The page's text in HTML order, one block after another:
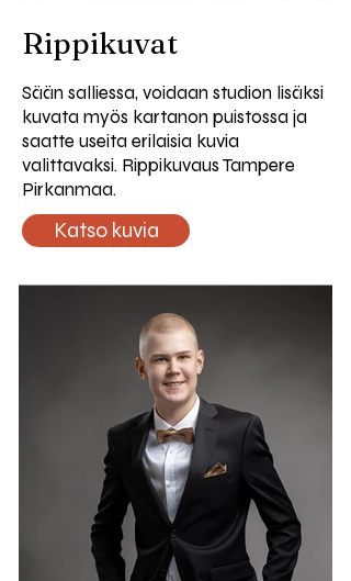
Rippikuvat
Sään salliessa, voidaan studion lisäksi
kuvata myös kartanon puistossa ja
saatte useita erilaisia kuvia
valittavaksi. Rippikuvaus Tampere
Pirkanmaa.
Katso kuvia